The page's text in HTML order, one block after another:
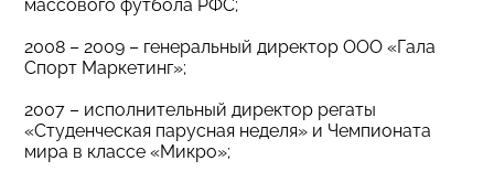
массового футбола РФС;
2008 – 2009 – генеральный директор ООО «Гала
Спорт Маркетинг»;
2007 – исполнительный директор регаты
«Студенческая парусная неделя» и Чемпионата
мира в классе «Микро»;